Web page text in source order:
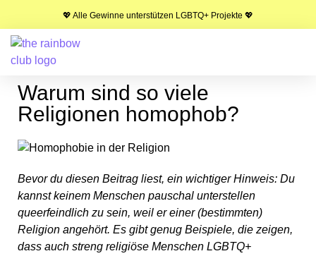
💖 Alle Gewinne unterstützen LGBTQ+ Projekte 💖
Warum sind so viele
Religionen homophob?
Bevor du diesen Beitrag liest, ein wichtiger Hinweis: Du
kannst keinem Menschen pauschal unterstellen
queerfeindlich zu sein, weil er einer (bestimmten)
Religion angehört. Es gibt genug Beispiele, die zeigen,
dass auch streng religiöse Menschen LGBTQ+